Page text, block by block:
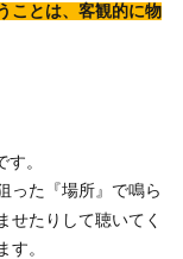
ことは、客観的に物
。
った『場所』で鳴ら
せたりして聴いてく
。